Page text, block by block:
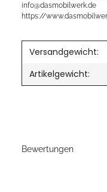
info@dasmobilwerk.de
https://
Versandgewicht:
Artikelgewicht:
Bewertungen